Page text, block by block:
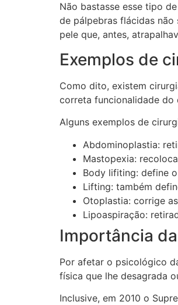
Não bastasse esse tipo
de pálpebras flácidas
pele que, antes,
Exemplos de
Como dito, existem
correta funcionalidade do
Alguns exemplos de
Abdominoplastia:
Mastopexia:
Body lifiting: define
Lifting: também
Otoplastia: corrige
Lipoaspiração:
Importância
Por afetar o psicológico
física que lhe desagrada
Inclusive, em 2010 o